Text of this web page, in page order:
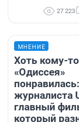
27 223
МНЕНИЕ
Хоть кому-то
«Одиссея»
журналиста
главный
который